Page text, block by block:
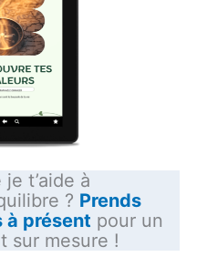
t’aide à
? Prends
à présent pour un
sur mesure !